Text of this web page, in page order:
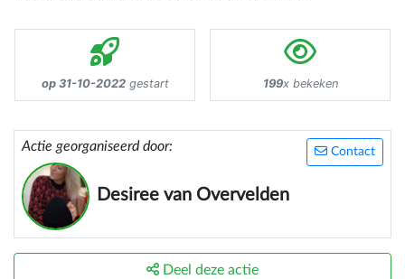
op 31-10-2022gestart 199x bekeken
Contact
Actie georganiseerd door:
Desiree van Overvelden
Deel deze actie